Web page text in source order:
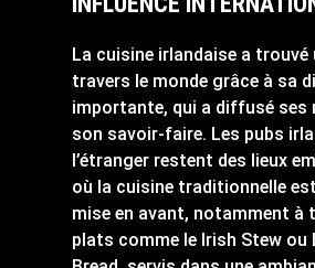
La cuisine irlandaise a trouvé
travers le monde grâce à sa
importante, qui a diffusé ses
son savoir-faire. Les pubs
l’étranger restent des lieux
où la cuisine traditionnelle
mise en avant, notamment à
plats comme le Irish Stew ou